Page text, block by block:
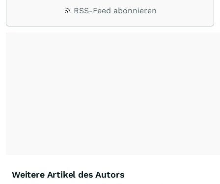
RSS-Feed abonnieren
Weitere Artikel des Autors